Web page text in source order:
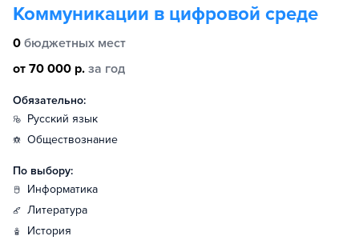
Коммуникации в цифровой среде
0 бюджетных мест
от 70 000 р. за год
Обязательно:
русский язык
обществознание
По выбору:
информатика
литература
история